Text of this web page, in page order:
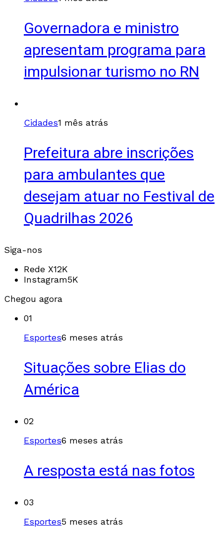
Governadora e ministro
apresentam programa para
impulsionar turismo no RN
Cidades1 mês atrás
Prefeitura abre inscrições
para ambulantes que
desejam atuar no Festival de
Quadrilhas 2026
Siga-nos
Rede X12K
Instagram5K
Chegou agora
01
Esportes6 meses atrás
Situações sobre Elias do
América
02
Esportes6 meses atrás
A resposta está nas fotos
03
Esportes5 meses atrás